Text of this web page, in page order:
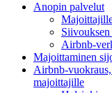
Anopin palvelut
Airbnb-
Majoittaminen
Airbnb-
majoittajille